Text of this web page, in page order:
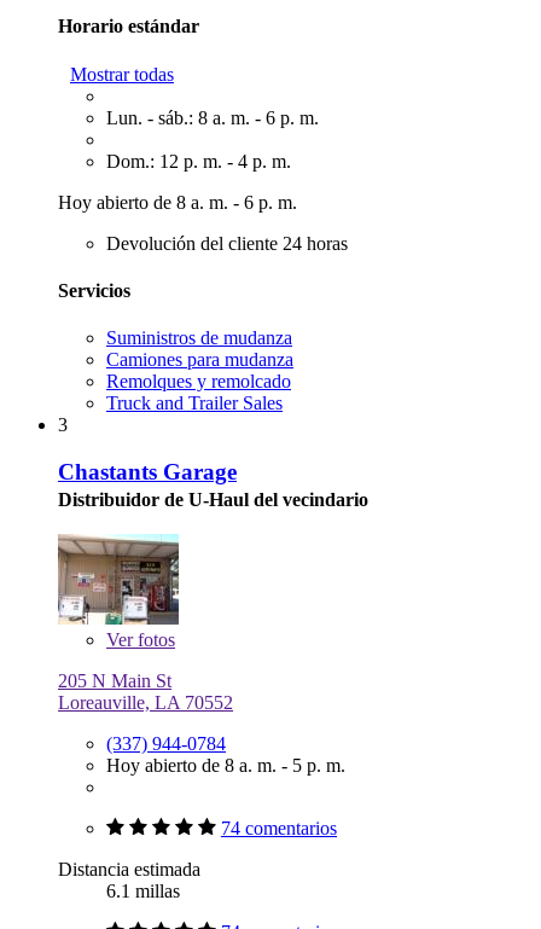
Horario estándar
Mostrar todas
Lun. - sáb.: 8 a. m. - 6 p. m.
Dom.: 12 p. m. - 4 p. m.
Hoy abierto de 8 a. m. - 6 p. m.
Devolución del cliente 24 horas
Servicios
Suministros de mudanza
Camiones para mudanza
Remolques y remolcado
Truck and Trailer Sales
3
Chastants Garage
Distribuidor de U-Haul del vecindario
Verfotos
205 N Main St
Loreauville, LA 70552
(337) 944-0784
Hoy abierto de 8 a. m. - 5 p. m.
74 comentarios
Distancia estimada
6.1 millas